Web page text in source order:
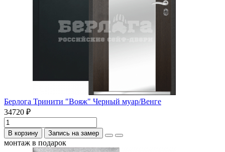
Берлога Тринити "Вояж" Черный муар/Венге
34720 ₽
В корзину Запись на замер
монтаж в подарок